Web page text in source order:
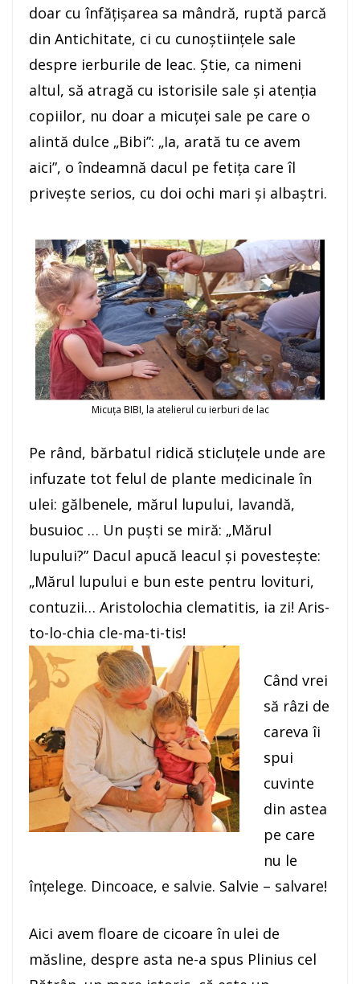
doar cu înfăţişarea sa mândră, ruptă parcă
din Antichitate, ci cu cunoştiinţele sale
despre ierburile de leac. Ştie, ca nimeni
altul, să atragă cu istorisile sale şi atenţia
copiilor, nu doar a micuţei sale pe care o
alintă dulce „Bibi”: „Ia, arată tu ce avem
aici”, o îndeamnă dacul pe fetiţa care îl
priveşte serios, cu doi ochi mari şi albaştri.
Micuța BIBI, la atelierul cu ierburi de lac
Pe rând, bărbatul ridică sticluţele unde are
infuzate tot felul de plante medicinale în
ulei: gălbenele, mărul lupului, lavandă,
busuioc … Un puşti se miră: „Mărul
lupului?” Dacul apucă leacul şi povesteşte:
„Mărul lupului e bun este pentru lovituri,
contuzii… Aristolochia clematitis, ia zi! Aris-
to-lo-chia cle-ma-ti-tis!
Când vrei
să râzi de
careva îi
spui
cuvinte
din astea
pe care
nu le
înţelege. Dincoace, e salvie. Salvie – salvare!
Aici avem floare de cicoare în ulei de
măsline, despre asta ne-a spus Plinius cel